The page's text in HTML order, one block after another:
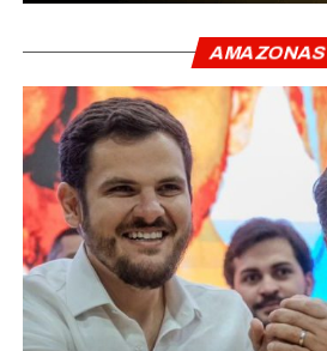
AMAZONAS